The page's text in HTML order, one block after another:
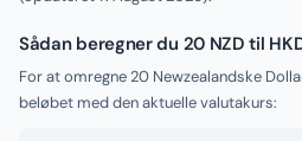
Sådan beregner du 20 NZD til
For at omregne 20 Newzealandske
beløbet med den aktuelle valutakurs: